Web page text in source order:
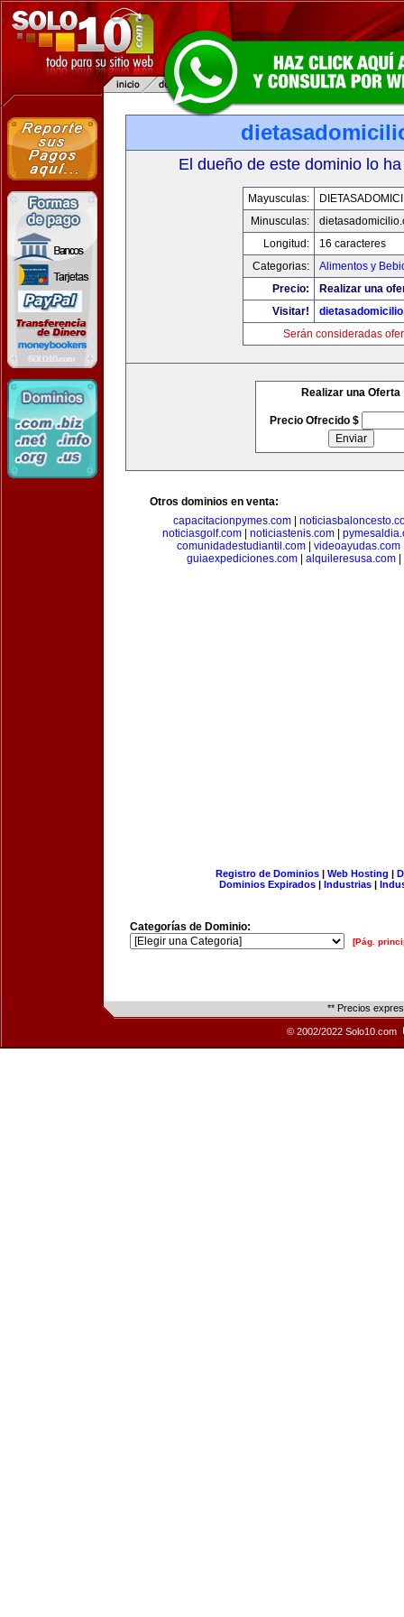
El dueño de este dominio lo
Mayusculas:
Minusculas:
Longitud:
16 caracteres
Categorias:
Alimentos y
Precio:
Realizar una
Visitar!
Serán consideradas
Realizar una Oferta
Precio Ofrecido $
Otros dominios en venta:
capacitacionpymes.com|
noticiasgolf.com| noticiastenis.com|
comunidadestudiantil.com| videoayudas.com
guiaexpediciones.com| alquileresusa.com|
Registro de Dominios| Web Hosting |
Dominios Expirados | Industrias |
Categorías de Dominio:
[Pág.
** Precios
© 2002/2022 Solo10.com